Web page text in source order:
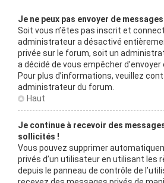
Je ne peux pas envoyer de
Soit vous n’êtes pas inscrit et
administrateur a désactivé
privée sur le forum, soit un
a décidé de vous empêcher
Pour plus d’informations, veuillez
administrateur du forum.
Haut
Je continue à recevoir des
sollicités !
Vous pouvez supprimer
privés d’un utilisateur en utilisant les
depuis le panneau de contrôle de